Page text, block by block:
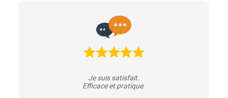
Je suis satisfait.
Efficace et pratique.